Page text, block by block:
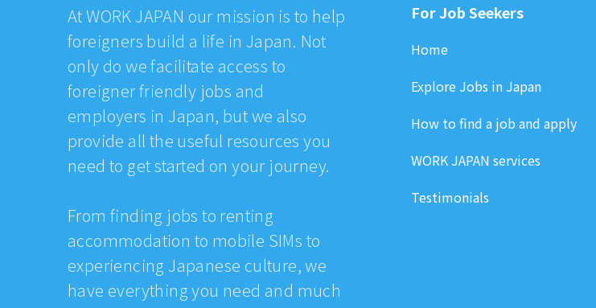
At WORK JAPAN our mission is to help
foreigners build a life in Japan. Not
only do we facilitate access to
foreigner friendly jobs and
employers in Japan, but we also
provide all the useful resources you
need to get started on your journey.
From finding jobs to renting
accommodation to mobile SIMs to
experiencing Japanese culture, we
have everything you need and much
For Job Seekers
Home
Explore Jobs in Japan
How to find a job and apply
WORK JAPAN services
Testimonials